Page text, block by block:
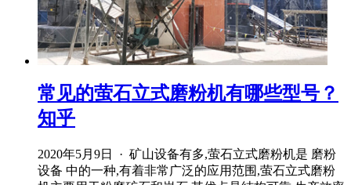
常见的萤石立式磨粉机有哪些型号？
知乎
2020年5月9日 · 矿山设备有多,萤石立式磨粉机是 磨粉
设备 中的一种,有着非常广泛的应用范围,萤石立式磨粉